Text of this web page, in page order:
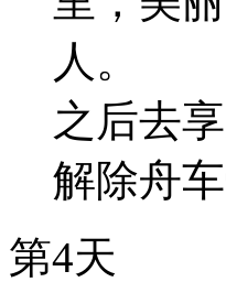
人。
之后去
解除舟
第4天